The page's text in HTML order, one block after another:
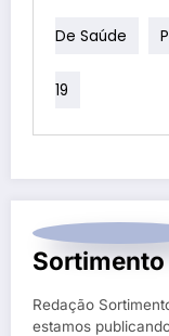
De Saúde
19
Sortimento
Redação
estamos